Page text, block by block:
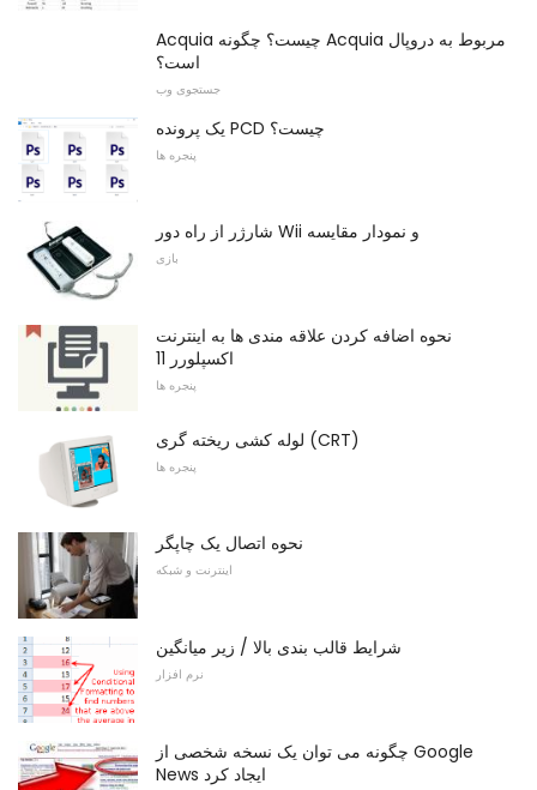
Acquia چیست؟ چگونه Acquia مربوط به دروپال
است؟
جستجوی وب
یک پرونده PCD چیست؟
پنجره ها
شارژر از راه دور Wii و نمودار مقایسه
بازی
نحوه اضافه کردن علاقه مندی ها به اینترنت
اکسپلورر 11
پنجره ها
لوله کشی ریخته گری (CRT)
پنجره ها
نحوه اتصال یک چاپگر
اینترنت و شبکه
شرایط قالب بندی بالا / زیر میانگین
نرم افزار
چگونه می توان یک نسخه شخصی از Google
News ایجاد کرد